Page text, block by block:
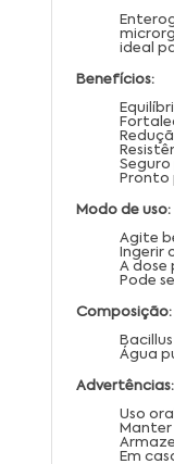
ideal
Benefícios:
Pronto
Modo de uso:
Agite
Ingerir
A dose
Pode
Composição:
Água
Advertências:
Uso
Em